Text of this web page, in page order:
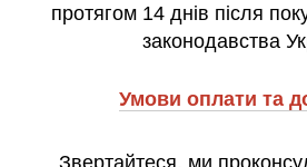
протягом 14 днів після
законодавства
Умови оплати та